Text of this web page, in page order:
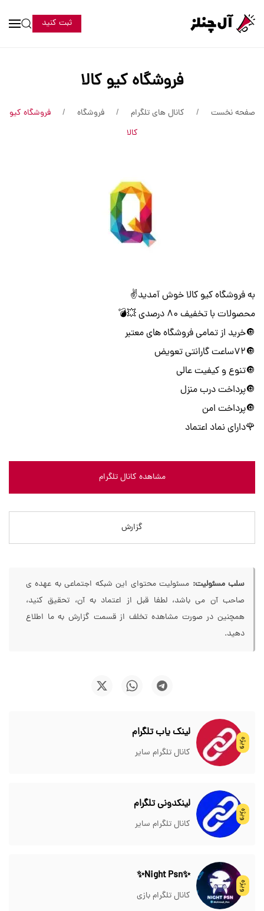
ثبت کنید
فروشگاه کیو کالا
صفحه نخست کانال های تلگرام فروشگاه
فروشگاه کیو
کالا
به فروشگاه کیو کالا خوش آمدید✌️
محصولات با تخفیف ۸۰ درصدی 💥💣
🔘خرید از تمامی فروشگاه های معتبر
🔘72ساعت گارانتی تعویض
🔘تنوع و کیفیت عالی
🔘پرداخت درب منزل
🔘پرداخت امن
🌹داراي نماد اعتماد
مشاهده کانال تلگرام
گزارش
سلب مسئولیت: مسئولیت محتوای این شبکه اجتماعی به عهده ی
صاحب آن می باشد، لطفا قبل از اعتماد به آن، تحقیق کنید،
همچنین در صورت مشاهده تخلف از قسمت گزارش به ما اطلاع
دهید.
ویژه
لینک یاب تلگرام
کانال تلگرام سایر
ویژه
لینکدونی تلگرام
کانال تلگرام سایر
ویژه
✨Night Psn✨
کانال تلگرام بازی